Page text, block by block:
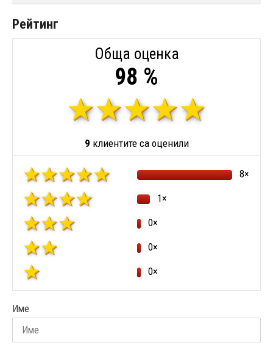
Рейтинг
Обща оценка
98 %
9 клиентите са оценили
8×
1×
0×
0×
0×
Име